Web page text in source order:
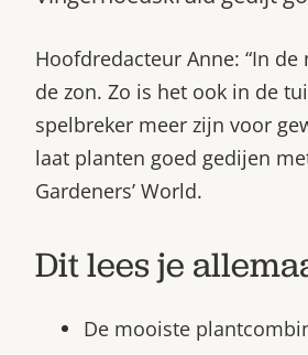
Hoofdredacteur Anne: “In
de zon. Zo is het ook in de
spelbreker meer zijn voor
laat planten goed gedijen
Gardeners’ World.
Dit lees je
De mooiste